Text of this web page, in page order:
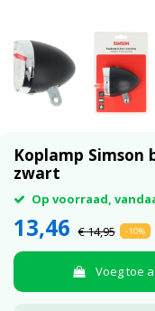
Koplamp
zwart
Op voorraad,
13,46 € 14,95 -10%
Voeg toe